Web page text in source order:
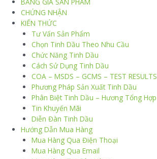
CHỨNG NHẬN
KIẾN THỨC
Tư Vấn Sản Phẩm
Chọn Tinh Dầu Theo Nhu Cầu
Chức Năng Tinh Dầu
Cách Sử Dụng Tinh Dầu
COA – MSDS – GCMS – TEST RESULTS
Phương Pháp Sản Xuất Tinh Dầu
Phân Biệt Tinh Dầu – Hương Tổng Hợp
Tin Khuyến Mãi
Diễn Đàn Tinh Dầu
Hướng Dẫn Mua Hàng
Mua Hàng Qua Điện Thoại
Mua Hàng Qua Email